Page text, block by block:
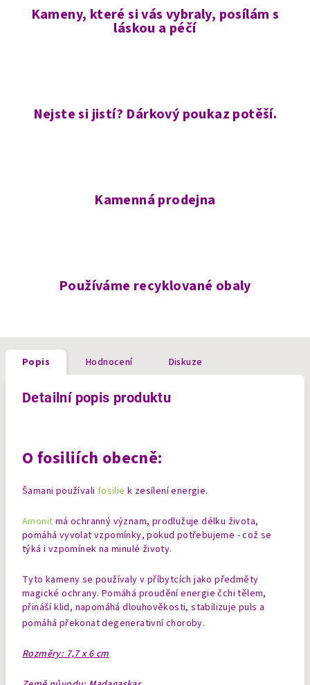
Kameny, které si vás vybraly, posílám s
láskou a péčí
Nejste si jistí? Dárkový poukaz potěší.
Kamenná prodejna
Používáme recyklované obaly
Popis Hodnocení Diskuze
Detailní popis produktu
O fosiliích obecně:
Šamani používali fosiliek zesílení energie.
Amonit má ochranný význam, prodlužuje délku života,
pomáhá vyvolat vzpomínky, pokud potřebujeme - což se
týká i vzpomínek na minulé životy.
Tyto kameny se používaly v příbytcích jako předměty
magické ochrany. Pomáhá proudění energie čchi tělem,
přináší klid, napomáhá dlouhověkosti, stabilizuje puls a
pomáhá překonat degenerativní choroby.
Rozměry: 7,7 x 6 cm